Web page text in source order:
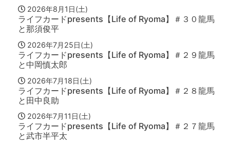
2026年8月1日(土)
ライフカードpresents【Life of Ryoma】＃３０龍馬
と那須俊平
2026年7月25日(土)
ライフカードpresents【Life of Ryoma】＃２９龍馬
と中岡慎太郎
2026年7月18日(土)
ライフカードpresents【Life of Ryoma】＃２８龍馬
と田中良助
2026年7月11日(土)
ライフカードpresents【Life of Ryoma】＃２７龍馬
と武市半平太